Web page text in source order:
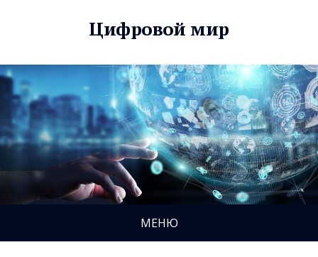
Цифровой мир
МЕНЮ